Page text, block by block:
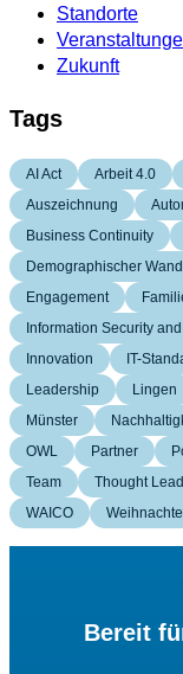
Standorte
Zukunft
Tags
AI Act Arbeit 4.0
Auszeichnung
Business Continuity
Demographischer
Engagement
Information Security
Innovation
IT-
Leadership
Lingen
Münster
OWL
Partner
Team
Thought
WAICO
Bereit